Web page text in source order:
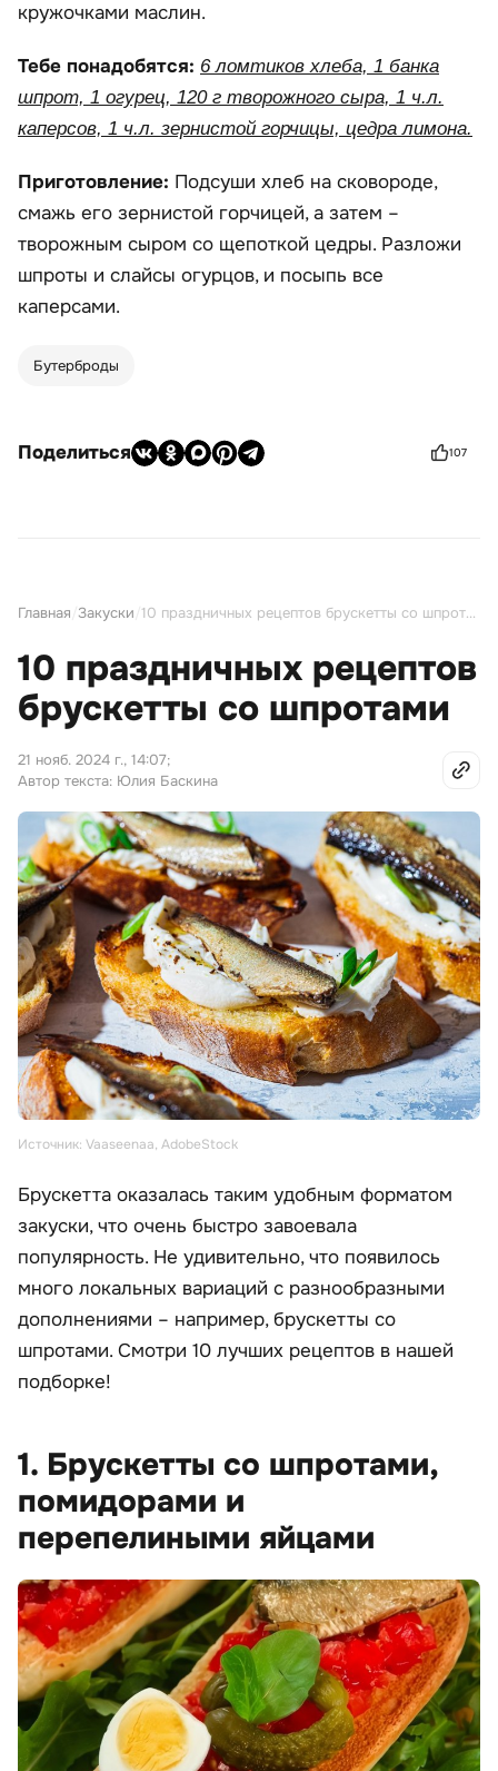
кружочками маслин.
Тебе понадобятся: 6 ломтиков хлеба, 1 банка
шпрот, 1 огурец, 120 г творожного сыра, 1 ч.л.
каперсов, 1 ч.л. зернистой горчицы, цедра лимона.
Приготовление: Подсуши хлеб на сковороде,
смажь его зернистой горчицей, а затем –
творожным сыром со щепоткой цедры. Разложи
шпроты и слайсы огурцов, и посыпь все
каперсами.
Бутерброды
Поделиться 107
Главная Закуски 10 праздничных рецептов брускетты со шпротами
10 праздничных рецептов
брускетты со шпротами
21 нояб. 2024 г., 14:07;
Автор текста: Юлия Баскина
Источник: Vaaseenaa, AdobeStock
Брускетта оказалась таким удобным форматом
закуски, что очень быстро завоевала
популярность. Не удивительно, что появилось
много локальных вариаций с разнообразными
дополнениями – например, брускетты со
шпротами. Смотри 10 лучших рецептов в нашей
подборке!
1. Брускетты со шпротами,
помидорами и
перепелиными яйцами